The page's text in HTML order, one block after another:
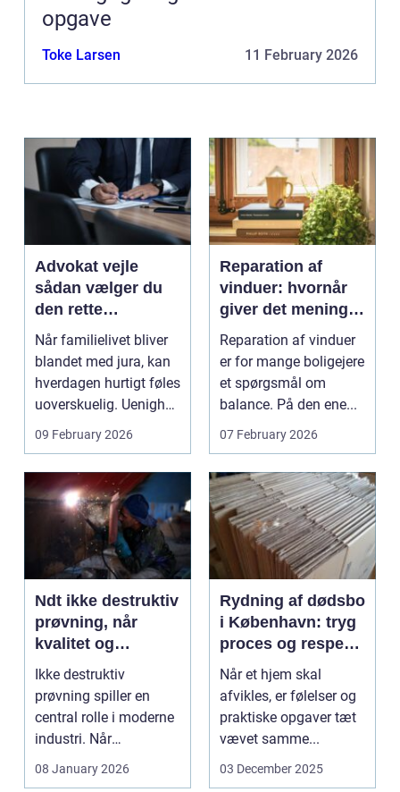
opgave
Toke Larsen 11 February 2026
Advokat vejle
sådan vælger du
den rette
familieretsadvokat
Når familielivet bliver
blandet med jura, kan
hverdagen hurtigt føles
uoverskuelig. Uenighed
om børn...
09 February 2026
Reparation af
vinduer: hvornår
giver det mening,
og hvad skal du
vælge?
Reparation af vinduer
er for mange boligejere
et spørgsmål om
balance. På den ene...
07 February 2026
Ndt ikke destruktiv
prøvning, når
kvalitet og
sikkerhed er
afgørende
Ikke destruktiv
prøvning spiller en
central rolle i moderne
industri. Når
svejsninger,
trykbærende u...
08 January 2026
Rydning af dødsbo
i København: tryg
proces og respekt
for boet
Når et hjem skal
afvikles, er følelser og
praktiske opgaver tæt
vævet samme...
03 December 2025